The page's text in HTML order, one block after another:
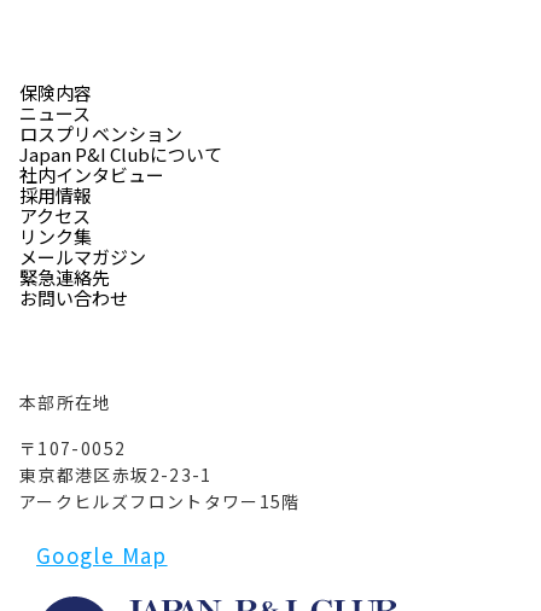
本部所在地
〒107-0052
東京都港区赤坂2-23-1
アークヒルズフロントタワー15階
Google Map
保険内容
社内インタビュー
緊急連絡先
ニュース
採用情報
リンク集
ロスプリベンション
アクセス
メールマガジン
Japan P&I Clubについて
お問い合わせ